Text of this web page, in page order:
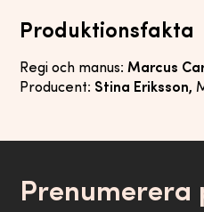
Produktionsfakta
Regi och manus:Marcus
Producent: Stina Eriksson,
Prenumerera